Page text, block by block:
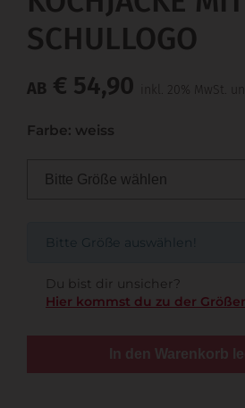
SCHULLOGO
AB € 54,90 inkl. 20% MwSt.
Farbe: weiss
Bitte Größe auswählen!
Du bist dir unsicher?
Hier kommst du zu der
In den Warenkorb